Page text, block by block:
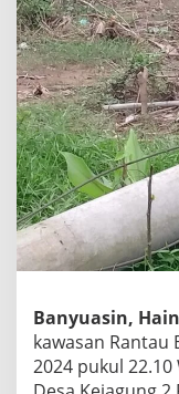
Banyuasin,
kawasan Rantau
2024 pukul